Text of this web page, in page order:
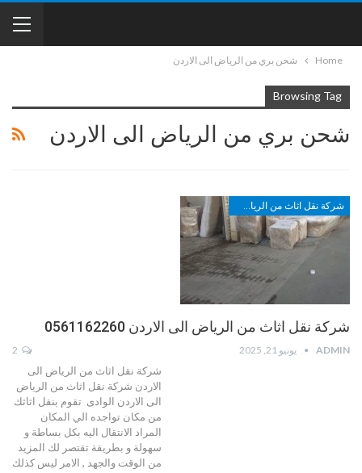
Home شحن بري من الرياض الى الاردن
Browsing Tag
شحن بري من الرياض الى الاردن
شركة نقل اثاث من الرياض الى الاردن 0561162260
ADMIN يونيو 21, 2025
شركة نقل اثاث من الرياض الى
الاردن شركة نقل اثاث من الرياض
الى الاردن الوادى تقوم بنقل اثاثك
من مكان تواجده الي المكان
المراد الانتقال اليه بكل بساطة و
سهولة و بطريقة تقتصر لك المزيد
من الوقت والجهد , الامر ليس كذلك